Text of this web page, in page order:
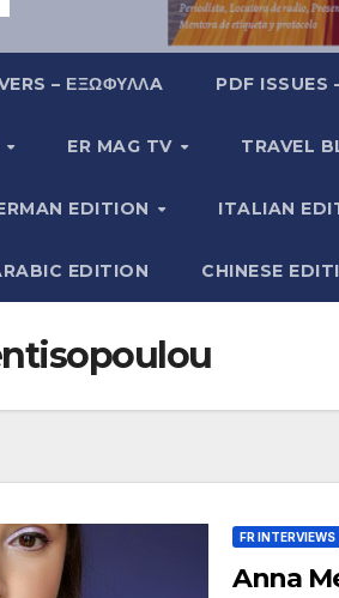
– ΕΞΩΦΥΛΛA PDF ISSUES
ER MAG TV TRAVEL
EDITION ITALIAN
EDITION CHINESE
FR INTERVIEWS
Anna